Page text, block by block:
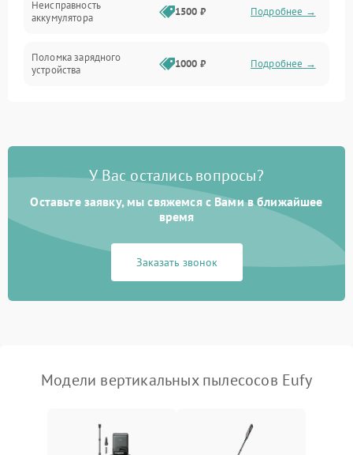
Привод
Электронные компоненты
Неисправность
аккумулятора
1500 ₽ Подробнее →
Поломка зарядного
устройства
1000 ₽ Подробнее →
Поломка кнопки
Неисправность системы
1000 ₽ Подробнее →
Неисправность системы
1000 ₽
Поломка системы
управления
1500 ₽ Подробнее →
Поломка системы
освещения (если есть)
Подробнее →
У Вас остались вопросы?
Оставьте заявку, мы свяжемся с Вами в ближайшее
время
Заказать звонок
Модели вертикальных пылесосов Eufy